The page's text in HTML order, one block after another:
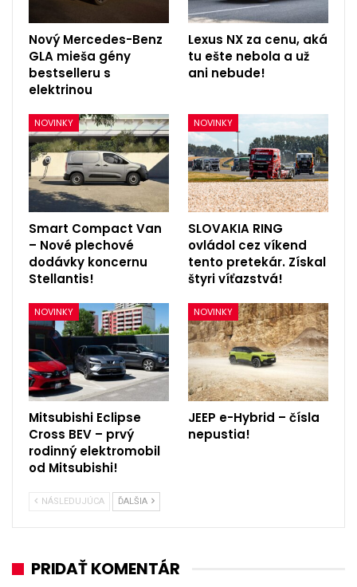
Nový Mercedes-Benz
GLA mieša gény
bestselleru s
elektrinou
Lexus NX za cenu, aká
tu ešte nebola a už
ani nebude!
NOVINKY
Smart Compact Van
– Nové plechové
dodávky koncernu
Stellantis!
NOVINKY
SLOVAKIA RING
ovládol cez víkend
tento pretekár. Získal
štyri víťazstvá!
NOVINKY
Mitsubishi Eclipse
Cross BEV – prvý
rodinný elektromobil
od Mitsubishi!
NOVINKY
JEEP e-Hybrid – čísla
nepustia!
NÁSLEDUJÚCA ĎALŠIA
PRIDAŤ KOMENTÁR